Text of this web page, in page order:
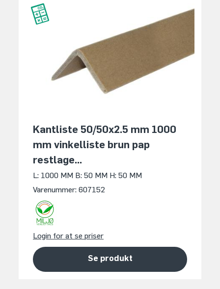
Kantliste 50/50x2.5 mm 1000
mm vinkelliste brun pap
restlage...
L: 1000 MM B: 50 MM H: 50 MM
Varenummer: 607152
Login for at se priser
Se produkt